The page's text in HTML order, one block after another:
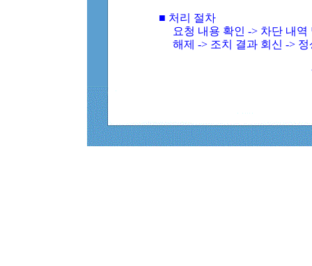
■ 처리 절차
요청 내용 확인 -> 차단 내
해제 -> 조치 결과 회신 ->